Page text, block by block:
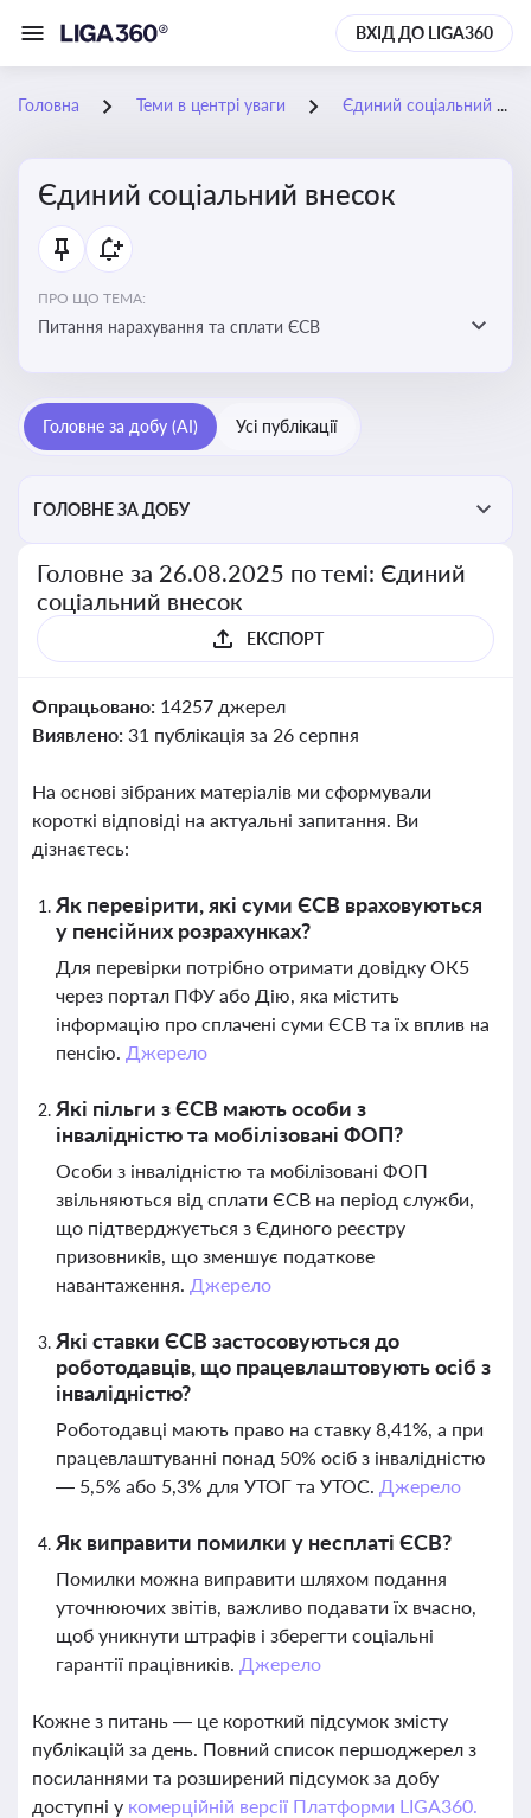
ВХІД ДО LIGA360
Головна Теми в центрі уваги Єдиний соціальний внесок
Єдиний соціальний внесок
ПРО ЩО ТЕМА:
Питання нарахування та сплати ЄСВ
Головне за добу (AI) Усі публікації
ГОЛОВНЕ ЗА ДОБУ
Головне за 26.08.2025 по темі: Єдиний
соціальний внесок
ЕКСПОРТ
Опрацьовано: 14257 джерел
Виявлено: 31 публікація за 26 серпня
На основі зібраних матеріалів ми сформували
короткі відповіді на актуальні запитання. Ви
дізнаєтесь:
Як перевірити, які суми ЄСВ враховуються
у пенсійних розрахунках?
Для перевірки потрібно отримати довідку ОК5
через портал ПФУ або Дію, яка містить
інформацію про сплачені суми ЄСВ та їх вплив на
пенсію. Джерело
Які пільги з ЄСВ мають особи з
інвалідністю та мобілізовані ФОП?
Особи з інвалідністю та мобілізовані ФОП
звільняються від сплати ЄСВ на період служби,
що підтверджується з Єдиного реєстру
призовників, що зменшує податкове
навантаження. Джерело
Які ставки ЄСВ застосовуються до
роботодавців, що працевлаштовують осіб з
інвалідністю?
Роботодавці мають право на ставку 8,41%, а при
працевлаштуванні понад 50% осіб з інвалідністю
— 5,5% або 5,3% для УТОГ та УТОС. Джерело
Як виправити помилки у несплаті ЄСВ?
Помилки можна виправити шляхом подання
уточнюючих звітів, важливо подавати їх вчасно,
щоб уникнути штрафів і зберегти соціальні
гарантії працівників. Джерело
Кожне з питань — це короткий підсумок змісту
публікацій за день. Повний список першоджерел з
посиланнями та розширений підсумок за добу
доступні у комерційній версії Платформи LIGA360.